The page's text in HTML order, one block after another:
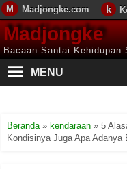
Madjongke.com
Madjongke
Bacaan Santai Kehidupan
MENU
Beranda» kendaraan » 5
Kondisinya Juga Apa